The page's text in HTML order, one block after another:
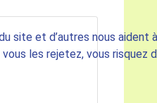
site et d’autres nous
les rejetez, vous risquez